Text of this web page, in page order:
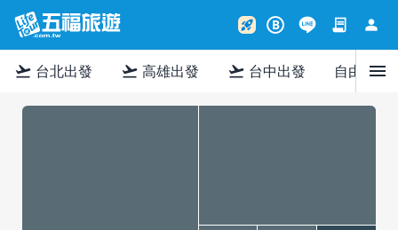
rocket_launch B contract person
flight_takeoff 台北出發 flight_takeoff 高雄出發 flight_takeoff 台中出發 自由行menu